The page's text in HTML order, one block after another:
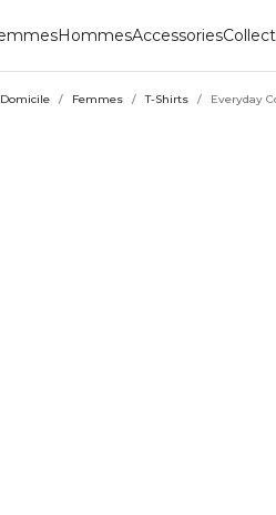
HommesAccessories
Domicile / Femmes / T-Shirts / Everyday